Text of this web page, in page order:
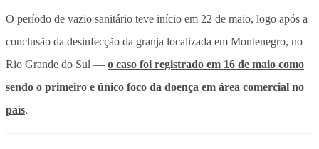
O período de vazio sanitário teve início em 22 de maio, logo após a
conclusão da desinfecção da granja localizada em Montenegro, no
Rio Grande do Sul — o caso foi registrado em 16 de maio como
sendo o primeiro e único foco da doença em área comercial no
país.